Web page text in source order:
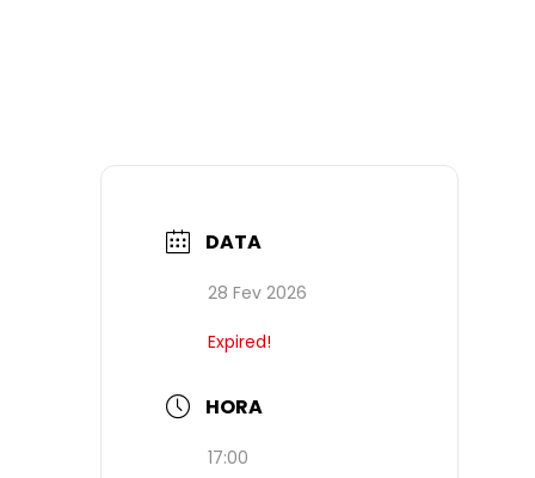
DATA
28 Fev 2026
Expired!
HORA
17:00